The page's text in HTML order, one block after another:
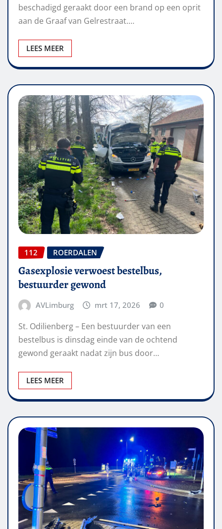
beschadigd geraakt door een brand op een oprit
aan de Graaf van Gelrestraat.…
LEES MEER
112 ROERDALEN
Gasexplosie verwoest bestelbus,
bestuurder gewond
AVLimburg mrt 17, 2026 0
St. Odilienberg – Een bestuurder van een
bestelbus is dinsdag einde van de ochtend
gewond geraakt nadat zijn bus door…
LEES MEER